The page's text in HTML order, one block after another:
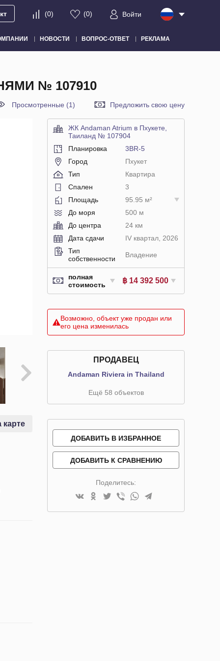
(0) (0) Войти
НОВОСТИ ВОПРОС-ОТВЕТ РЕКЛАМА
№ 107910
Просмотренные (1) Предложить свою цену
карте
ЖК Andaman Atrium в Пхукете,
Таиланд № 107904
Планировка
3BR-5
Город
Пхукет
Тип
Квартира
Спален
3
Площадь
95.95 м²
До моря
500 м
До центра
24 км
Дата сдачи
IV квартал, 2026
Тип
собственности
Владение
полная
стоимость
฿ 14 392 500
Возможно, объект уже продан или
его цена изменилась
ПРОДАВЕЦ
Andaman Riviera in Thailand
Ещё 58 объектов
ДОБАВИТЬ В ИЗБРАННОЕ
ДОБАВИТЬ К СРАВНЕНИЮ
Поделитесь: